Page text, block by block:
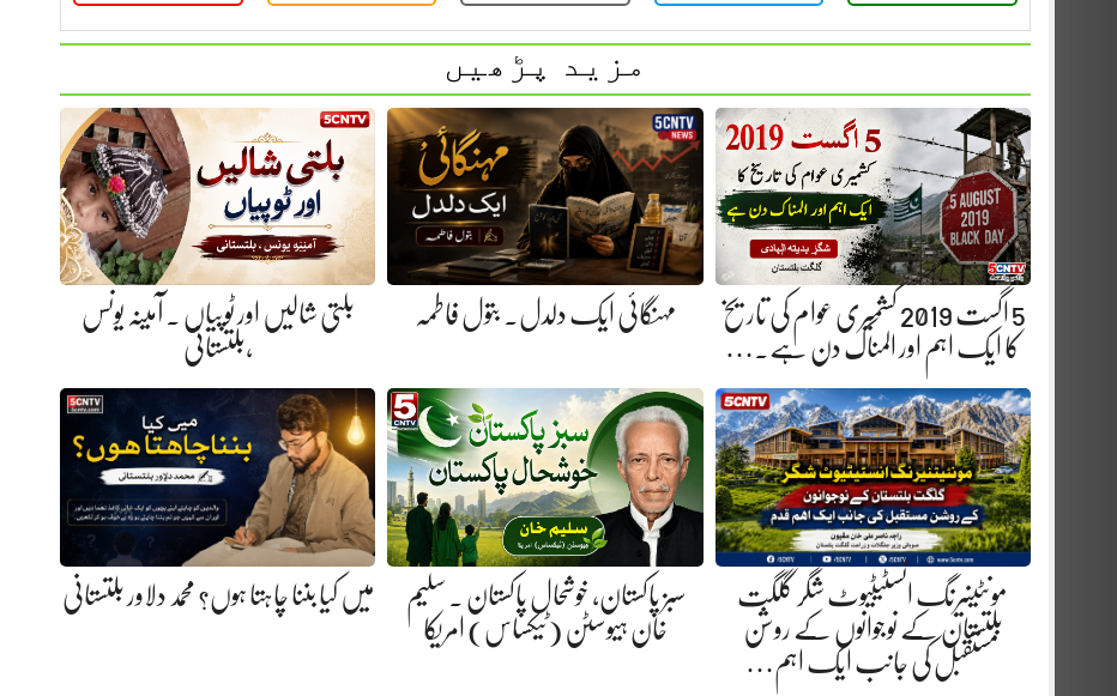
مزید پڑھیں
5 اگست 2019 کشمیری عوام کی تاریخ
کا ایک اہم اور المناک دن ہے.…
مہنگائی ایک دلدل. بتول فاطمہ
بلتی شالیں اور ٹوپیاں . آمینہ یونس
،بلتستانی
مونٹینیرنگ انسٹیٹیوٹ شگر گلگت
بلتستان کے نوجوانوں کے روشن
مستقبل کی جانب ایک اہم…
سبز پاکستان، خوشحال پاکستان . سلیم
خان ہیوسٹن (ٹیکساس) امریکا
میں کیا بننا چاہتا ہوں؟ محمد دلاور بلتستانی